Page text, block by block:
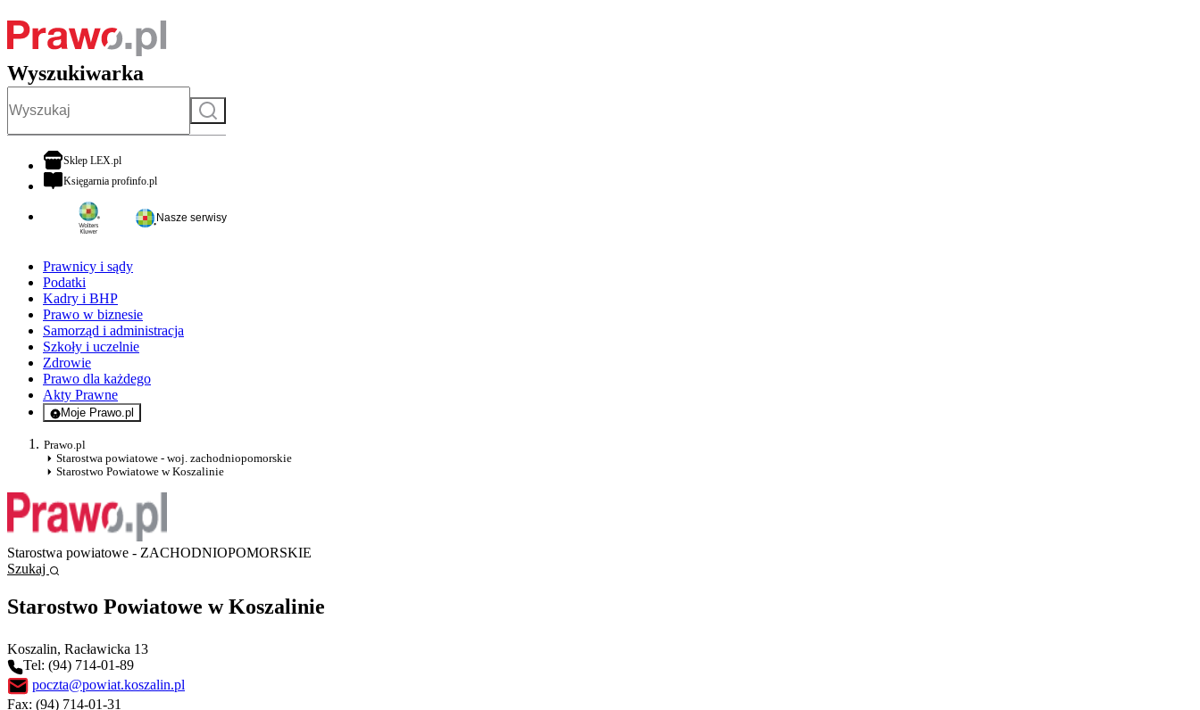
Wyszukiwarka
Szukaj
Sklep LEX.plotwiera się w nowej karcie
Księgarnia profinfo.plotwiera się w nowej karcie
Nasze serwisy
Prawnicy i sądy
Podatki
Kadry i BHP
Prawo w biznesie
Samorząd i administracja
Szkoły i uczelnie
Zdrowie
Prawo dla każdego
Akty Prawne
Moje Prawo.pl
- rejestracja i logowanie do serwisu
Prawo.pl
Starostwa powiatowe - woj. zachodniopomorskie
Starostwo Powiatowe w Koszalinie
Starostwa powiatowe - ZACHODNIOPOMORSKIE
Szukaj
Starostwo Powiatowe w Koszalinie
Koszalin, Racławicka 13
Tel: (94) 714-01-89
poczta@powiat.koszalin.pl
Fax: (94) 714-01-31